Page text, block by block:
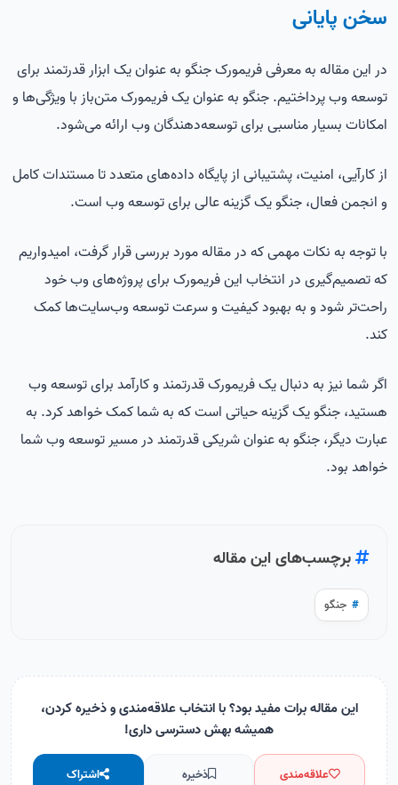
سخن پایانی
در این مقاله به معرفی فریمورک جنگو به عنوان یک ابزار قدرتمند برای
توسعه وب پرداختیم. جنگو به عنوان یک فریمورک متن‌باز با ویژگی‌ها و
امکانات بسیار مناسبی برای توسعه‌دهندگان وب ارائه می‌شود.
از کارآیی، امنیت، پشتیبانی از پایگاه داده‌های متعدد تا مستندات کامل
و انجمن فعال، جنگو یک گزینه عالی برای توسعه وب است.
با توجه به نکات مهمی که در مقاله مورد بررسی قرار گرفت، امیدواریم
که تصمیم‌گیری در انتخاب این فریمورک برای پروژه‌های وب خود
راحت‌تر شود و به بهبود کیفیت و سرعت توسعه وب‌سایت‌ها کمک
کند.
اگر شما نیز به دنبال یک فریمورک قدرتمند و کارآمد برای توسعه وب
هستید، جنگو یک گزینه حیاتی است که به شما کمک خواهد کرد. به
عبارت دیگر، جنگو به عنوان شریکی قدرتمند در مسیر توسعه وب شما
خواهد بود.
برچسب‌های این مقاله
# جنگو
این مقاله برات مفید بود؟ با انتخاب علاقه‌مندی و ذخیره کردن،
همیشه بهش دسترسی داری!
علاقه‌مندی ذخیره اشتراک